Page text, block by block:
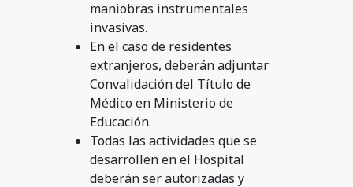
maniobras instrumentales
invasivas.
En el caso de residentes
extranjeros, deberán adjuntar
Convalidación del Título de
Médico en Ministerio de
Educación.
Todas las actividades que se
desarrollen en el Hospital
deberán ser autorizadas y